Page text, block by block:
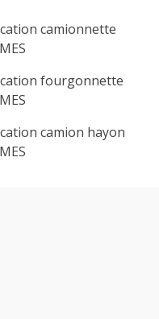
camionnette
fourgonnette
camion hayon